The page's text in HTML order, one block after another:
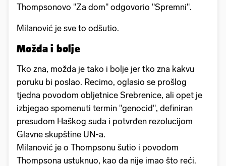
Thompsonovo "Za dom" odgovorio "Spremni".
Milanović je sve to odšutio.
Možda i bolje
Tko zna, možda je tako i bolje jer tko zna kakvu
poruku bi poslao. Recimo, oglasio se prošlog
tjedna povodom obljetnice Srebrenice, ali opet je
izbjegao spomenuti termin "genocid", definiran
presudom Haškog suda i potvrđen rezolucijom
Glavne skupštine UN-a.
Milanović je o Thompsonu šutio i povodom
Thompsona ustuknuo, kao da nije imao što reći.